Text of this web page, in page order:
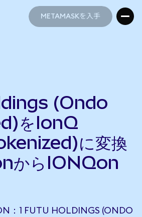
METAMASKを入手
(Ondo
をIonQ
に変換
からIONQon
：1 FUTU HOLDINGS (ONDO